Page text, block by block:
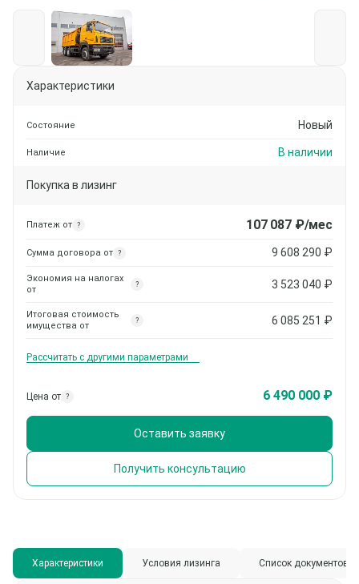
Характеристики
Состояние Новый
Наличие В наличии
Покупка в лизинг
Платеж от ? 107 087₽/мес
Сумма договора от ? 9 608 290 ₽
Экономия на налогах
от
? 3 523 040 ₽
Итоговая стоимость
имущества от
? 6 085 251 ₽
Рассчитать с другими параметрами
Цена от ? 6 490 000 ₽
Оставить заявку
Получить консультацию
Характеристики Условия лизинга Список документов